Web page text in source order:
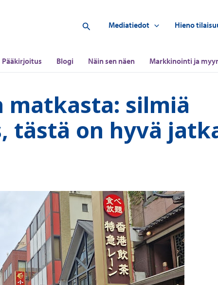
Hae Mediatiedot Hieno
Pääkirjoitus Blogi Näin sen näen Markkinointi ja
matkasta: silmiä
tästä on hyvä